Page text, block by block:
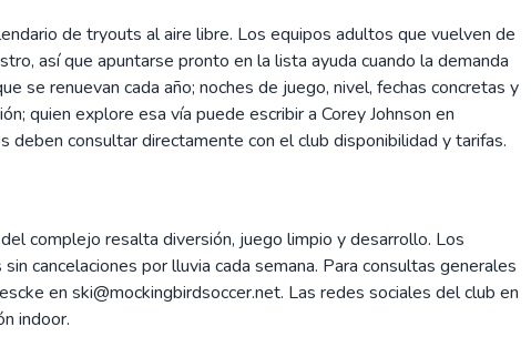
de tryouts al aire libre. Los equipos adultos que vuelven de
así que apuntarse pronto en la lista ayuda cuando la demanda
se renuevan cada año; noches de juego, nivel, fechas concretas y
quien explore esa vía puede escribir a Corey Johnson en
consultar directamente con el club disponibilidad y tarifas.
complejo resalta diversión, juego limpio y desarrollo. Los
cancelaciones por lluvia cada semana. Para consultas generales
en ski@mockingbirdsoccer.net. Las redes sociales del club en
indoor.